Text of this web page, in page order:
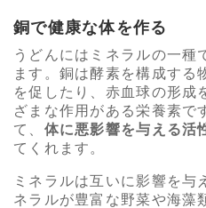
銅で健康な体を作る
うどんにはミネラルの一種
ます。銅は酵素を構成する
を促したり、赤血球の形成
ざまな作用がある栄養素で
て、 体に悪影響を与える活
てくれます。
ミネラルは互いに影響を与
ネラルが豊富な野菜や海藻